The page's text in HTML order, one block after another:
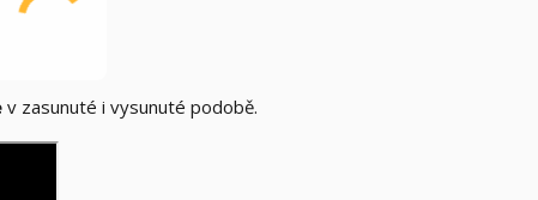
v zasunuté i vysunuté podobě.